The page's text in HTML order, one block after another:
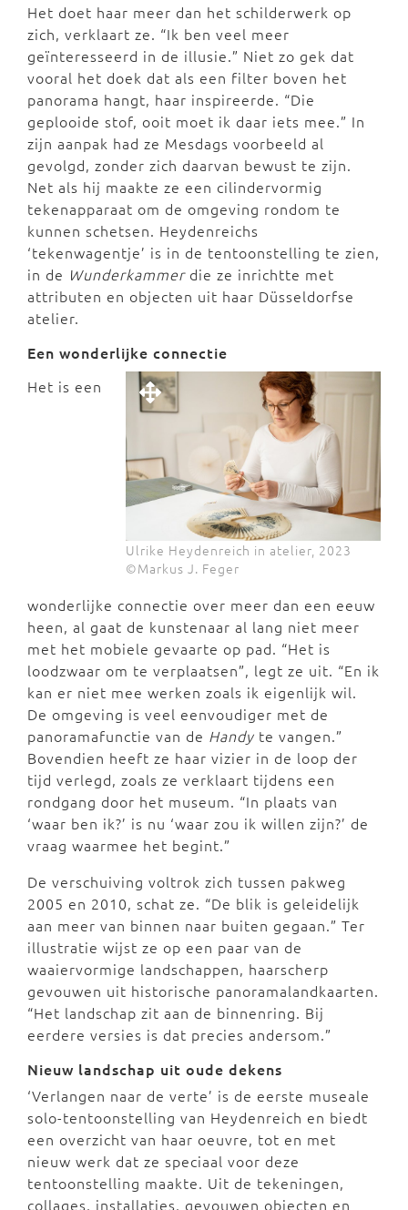
Het doet haar meer dan het schilderwerk op
zich, verklaart ze. “Ik ben veel meer
geïnteresseerd in de illusie.” Niet zo gek dat
vooral het doek dat als een filter boven het
panorama hangt, haar inspireerde. “Die
geplooide stof, ooit moet ik daar iets mee.” In
zijn aanpak had ze Mesdags voorbeeld al
gevolgd, zonder zich daarvan bewust te zijn.
Net als hij maakte ze een cilindervormig
tekenapparaat om de omgeving rondom te
kunnen schetsen. Heydenreichs
‘tekenwagentje’ is in de tentoonstelling te zien,
in de Wunderkammerdie ze inrichtte met
attributen en objecten uit haar Düsseldorfse
atelier.
Een wonderlijke connectie
Ulrike Heydenreich in atelier, 2023
©Markus J. Feger
Het is een
wonderlijke connectie over meer dan een eeuw
heen, al gaat de kunstenaar al lang niet meer
met het mobiele gevaarte op pad. “Het is
loodzwaar om te verplaatsen”, legt ze uit. “En ik
kan er niet mee werken zoals ik eigenlijk wil.
De omgeving is veel eenvoudiger met de
panoramafunctie van de Handy te vangen.”
Bovendien heeft ze haar vizier in de loop der
tijd verlegd, zoals ze verklaart tijdens een
rondgang door het museum. “In plaats van
‘waar ben ik?’ is nu ‘waar zou ik willen zijn?’ de
vraag waarmee het begint.”
De verschuiving voltrok zich tussen pakweg
2005 en 2010, schat ze. “De blik is geleidelijk
aan meer van binnen naar buiten gegaan.” Ter
illustratie wijst ze op een paar van de
waaiervormige landschappen, haarscherp
gevouwen uit historische panoramalandkaarten.
“Het landschap zit aan de binnenring. Bij
eerdere versies is dat precies andersom.”
Nieuw landschap uit oude dekens
‘Verlangen naar de verte’ is de eerste museale
solo-tentoonstelling van Heydenreich en biedt
een overzicht van haar oeuvre, tot en met
nieuw werk dat ze speciaal voor deze
tentoonstelling maakte. Uit de tekeningen,
collages, installaties, gevouwen objecten en